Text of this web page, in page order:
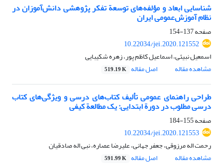
شناسایی ابعاد و مؤلفه‌های توسعة تفکر پژوهشی دانش‌آموزان در
نظام آموزش‌عمومی ایران
صفحه137-154
10.22034/jei.2020.121552
اسمعیل نبیئی، اسماعیل کاظم پور، زهره شکیبایی
مشاهده مقاله
اصل مقاله 519.19 K
طراحی راهنمای عمومی تألیف کتاب‌های درسی و ویژگی‌های کتاب
درسی مطلوب در دورة ابتدایی: یک مطالعة کیفی
صفحه155-184
10.22034/jei.2020.121553
رحمت اله مرزوقی، جعفر جهانی، علیرضا عصاره، نبی اله صادقیان
مشاهده مقاله
اصل مقاله 591.99 K